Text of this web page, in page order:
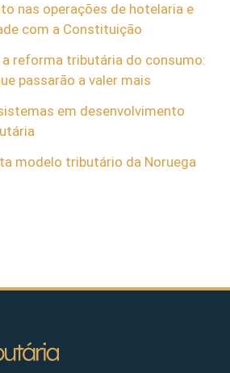
nas operações de hotelaria e
com a Constituição
reforma tributária do consumo:
passarão a valer mais
em desenvolvimento
modelo tributário da Noruega